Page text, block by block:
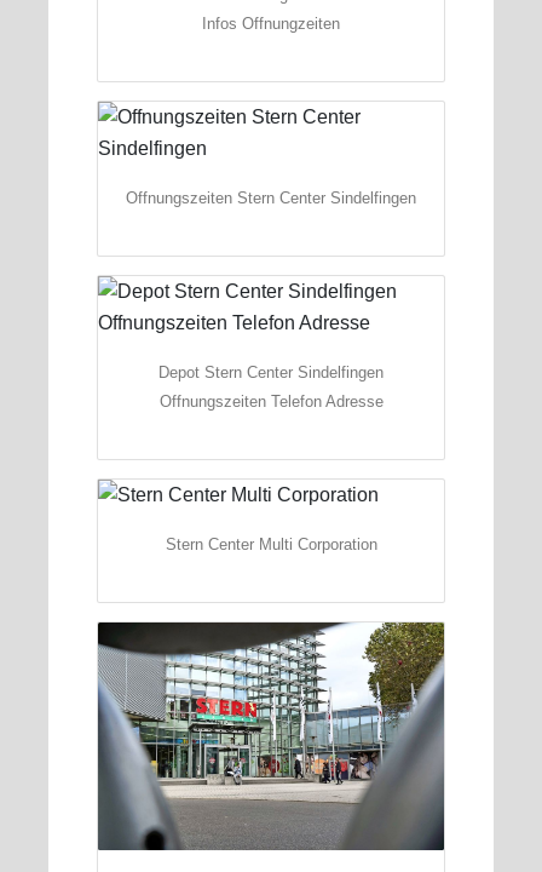
Infos Offnungzeiten
Offnungszeiten Stern Center Sindelfingen
Depot Stern Center Sindelfingen
Offnungszeiten Telefon Adresse
Stern Center Multi Corporation